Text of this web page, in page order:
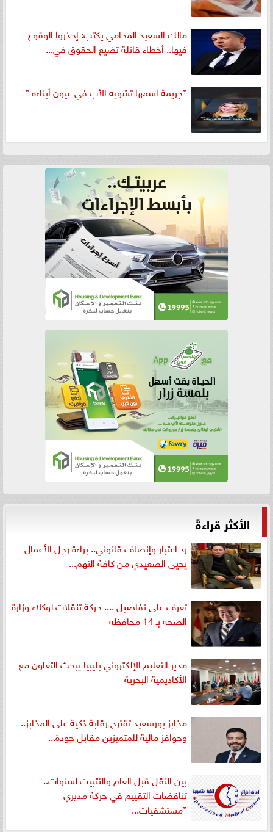
مالك السعيد المحامي يكتب: إحذروا الوقوع
فيها.. أخطاء قاتلة تضيع الحقوق في...
”جريمة اسمها تشويه الأب في عيون أبناءه ”
الأكثر قراءةً
رد اعتبار وإنصاف قانوني.. براءة رجل الأعمال
يحيى الصعيدي من كافة التهم...
تعرف على تفاصيل .... حركة تنقلات لوكلاء وزارة
الصحه بـ 14 محافظه
مدير التعليم الإلكتروني بليبيا يبحث التعاون مع
الأكاديمية البحرية
مخابز بورسعيد تقترح رقابة ذكية على المخابز..
وحوافز مالية للمتميزين مقابل جودة...
بين النقل قبل العام والتثبيت لسنوات..
تناقضات التقييم في حركة مديري
”مستشفيات...